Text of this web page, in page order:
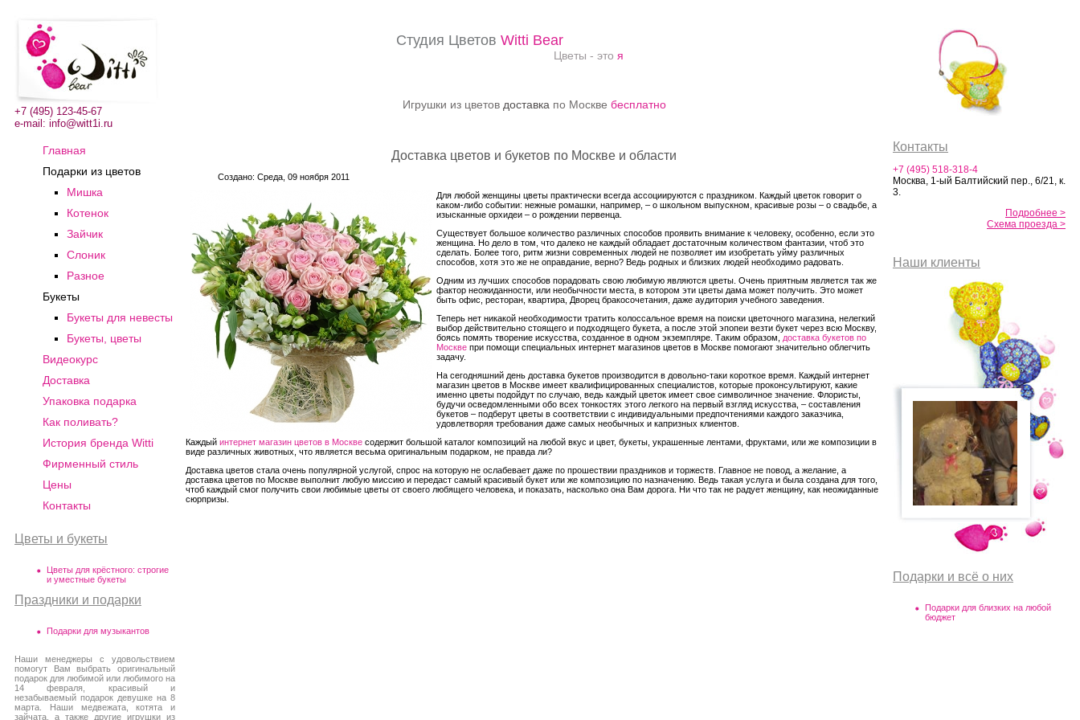
+7 (495) 123-45-67
e-mail: info@witt1i.ru
Студия Цветов Witti Bear
Цветы - это я
Игрушки из цветов доставка по Москве бесплатно
Главная
Подарки из цветов
Мишка
Котенок
Зайчик
Слоник
Разное
Букеты
Букеты для невесты
Букеты, цветы
Видеокурс
Доставка
Упаковка подарка
Как поливать?
История бренда Witti
Фирменный стиль
Цены
Контакты
Цветы и букеты
Цветы для крёстного: строгие
и уместные букеты
Праздники и подарки
Подарки для музыкантов
Наши менеджеры с удовольствием
помогут Вам выбрать оригинальный
подарок для любимой или любимого на
14 февраля, красивый и
незабываемый подарок девушке на 8
марта. Наши медвежата, котята и
зайчата, а также другие игрушки из
Доставка цветов и букетов по Москве и области
Создано: Среда, 09 ноября 2011
Для любой женщины цветы практически всегда ассоциируются с праздником. Каждый цветок говорит о
каком-либо событии: нежные ромашки, например, – о школьном выпускном, красивые розы – о свадьбе, а
изысканные орхидеи – о рождении первенца.
Существует большое количество различных способов проявить внимание к человеку, особенно, если это
женщина. Но дело в том, что далеко не каждый обладает достаточным количеством фантазии, чтоб это
сделать. Более того, ритм жизни современных людей не позволяет им изобретать уйму различных
способов, хотя это же не оправдание, верно? Ведь родных и близких людей необходимо радовать.
Одним из лучших способов порадовать свою любимую являются цветы. Очень приятным является так же
фактор неожиданности, или необычности места, в котором эти цветы дама может получить. Это может
быть офис, ресторан, квартира, Дворец бракосочетания, даже аудитория учебного заведения.
Теперь нет никакой необходимости тратить колоссальное время на поиски цветочного магазина, нелегкий
выбор действительно стоящего и подходящего букета, а после этой эпопеи везти букет через всю Москву,
боясь помять творение искусства, созданное в одном экземпляре. Таким образом, доставка букетов по
Москве при помощи специальных интернет магазинов цветов в Москве помогают значительно облегчить
задачу.
На сегодняшний день доставка букетов производится в довольно-таки короткое время. Каждый интернет
магазин цветов в Москве имеет квалифицированных специалистов, которые проконсультируют, какие
именно цветы подойдут по случаю, ведь каждый цветок имеет свое символичное значение. Флористы,
будучи осведомленными обо всех тонкостях этого легкого на первый взгляд искусства, – составления
букетов – подберут цветы в соответствии с индивидуальными предпочтениями каждого заказчика,
удовлетворяя требования даже самых необычных и капризных клиентов.
Каждый интернет магазин цветов в Москве содержит большой каталог композиций на любой вкус и цвет, букеты, украшенные лентами, фруктами, или же композиции в
виде различных животных, что является весьма оригинальным подарком, не правда ли?
Доставка цветов стала очень популярной услугой, спрос на которую не ослабевает даже по прошествии праздников и торжеств. Главное не повод, а желание, а
доставка цветов по Москве выполнит любую миссию и передаст самый красивый букет или же композицию по назначению. Ведь такая услуга и была создана для того,
чтоб каждый смог получить свои любимые цветы от своего любящего человека, и показать, насколько она Вам дорога. Ни что так не радует женщину, как неожиданные
сюрпризы.
Контакты
+7 (495) 518-318-4
Москва, 1-ый Балтийский пер., 6/21, к.
3.
Подробнее >
Схема проезда >
Наши клиенты
Подарки и всё о них
Подарки для близких на любой
бюджет